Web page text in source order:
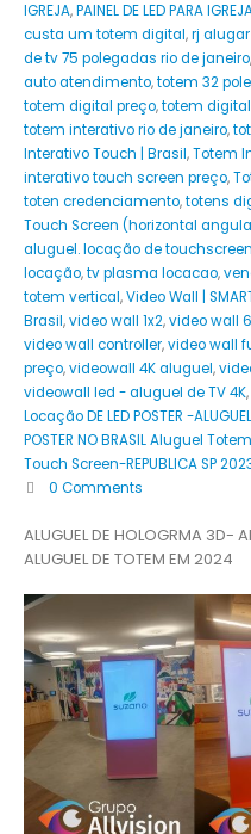
IGREJA,PAINEL DE LED PARA
custa um totem digital,rj
de tv 75 polegadas rio de janeiro,
auto atendimento,totem 32
totem digital preço,totem
totem interativo rio de janeiro,
Interativo Touch | Brasil,Totem
interativo touch screen preço,
toten credenciamento,totens
Touch Screen (horizontal
aluguel. locação de touchscreen
locação,tv plasma locacao,
totem vertical,Video Wall |
Brasil,video wall 1x2,video wall
video wall controller,video wall
preço,videowall 4K aluguel,
videowall led - aluguel de TV 4K,
Locação DE LED POSTER -
POSTER NO BRASIL Aluguel
Touch Screen-REPUBLICA SP
0 Comments
ALUGUEL DE HOLOGRMA 3D-
ALUGUEL DE TOTEM EM 2024